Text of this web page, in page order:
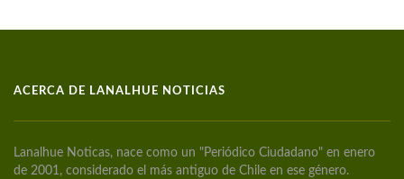
ACERCA DE LANALHUE NOTICIAS
Lanalhue Noticas, nace como un "Periódico Ciudadano" en enero
de 2001, considerado el más antiguo de Chile en ese género.